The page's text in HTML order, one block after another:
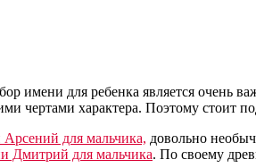
имени для ребенка является очень
чертами характера. Поэтому стоит
Арсений для мальчика, довольно
Дмитрий для мальчика. По своему